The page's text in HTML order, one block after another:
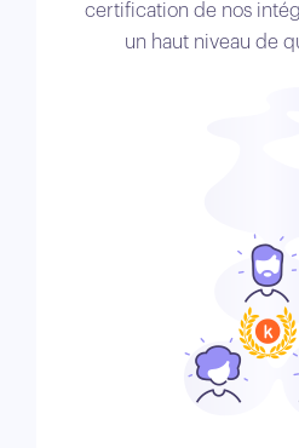
certification de nos
un haut niveau de